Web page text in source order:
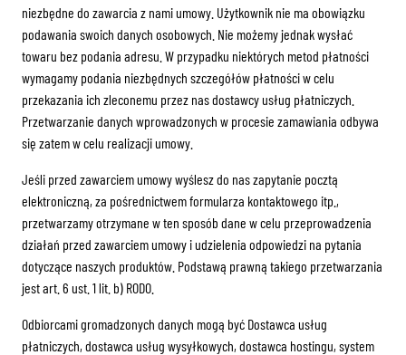
niezbędne do zawarcia z nami umowy. Użytkownik nie ma obowiązku
podawania swoich danych osobowych. Nie możemy jednak wysłać
towaru bez podania adresu. W przypadku niektórych metod płatności
wymagamy podania niezbędnych szczegółów płatności w celu
przekazania ich zleconemu przez nas dostawcy usług płatniczych.
Przetwarzanie danych wprowadzonych w procesie zamawiania odbywa
się zatem w celu realizacji umowy.
Jeśli przed zawarciem umowy wyślesz do nas zapytanie pocztą
elektroniczną, za pośrednictwem formularza kontaktowego itp.,
przetwarzamy otrzymane w ten sposób dane w celu przeprowadzenia
działań przed zawarciem umowy i udzielenia odpowiedzi na pytania
dotyczące naszych produktów. Podstawą prawną takiego przetwarzania
jest art. 6 ust. 1 lit. b) RODO.
Odbiorcami gromadzonych danych mogą być Dostawca usług
płatniczych, dostawca usług wysyłkowych, dostawca hostingu, system